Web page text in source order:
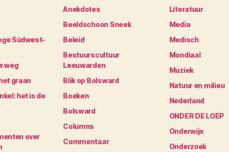
Súdwest-
weg
graan
het is de
over
Anekdotes
Beeldschoon Sneek
Beleid
Bestuurscultuur
Leeuwarden
Blik op Bolsward
Boeken
Bolsward
Columns
Commentaar
Literatuur
Media
Medisch
Mondiaal
Muziek
Natuur en milieu
Nederland
ONDER DE LOEP
Onderwijs
Onderzoek